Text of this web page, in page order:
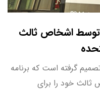
اشخاص ثالث
گرفته است که برنامه
خود را برای